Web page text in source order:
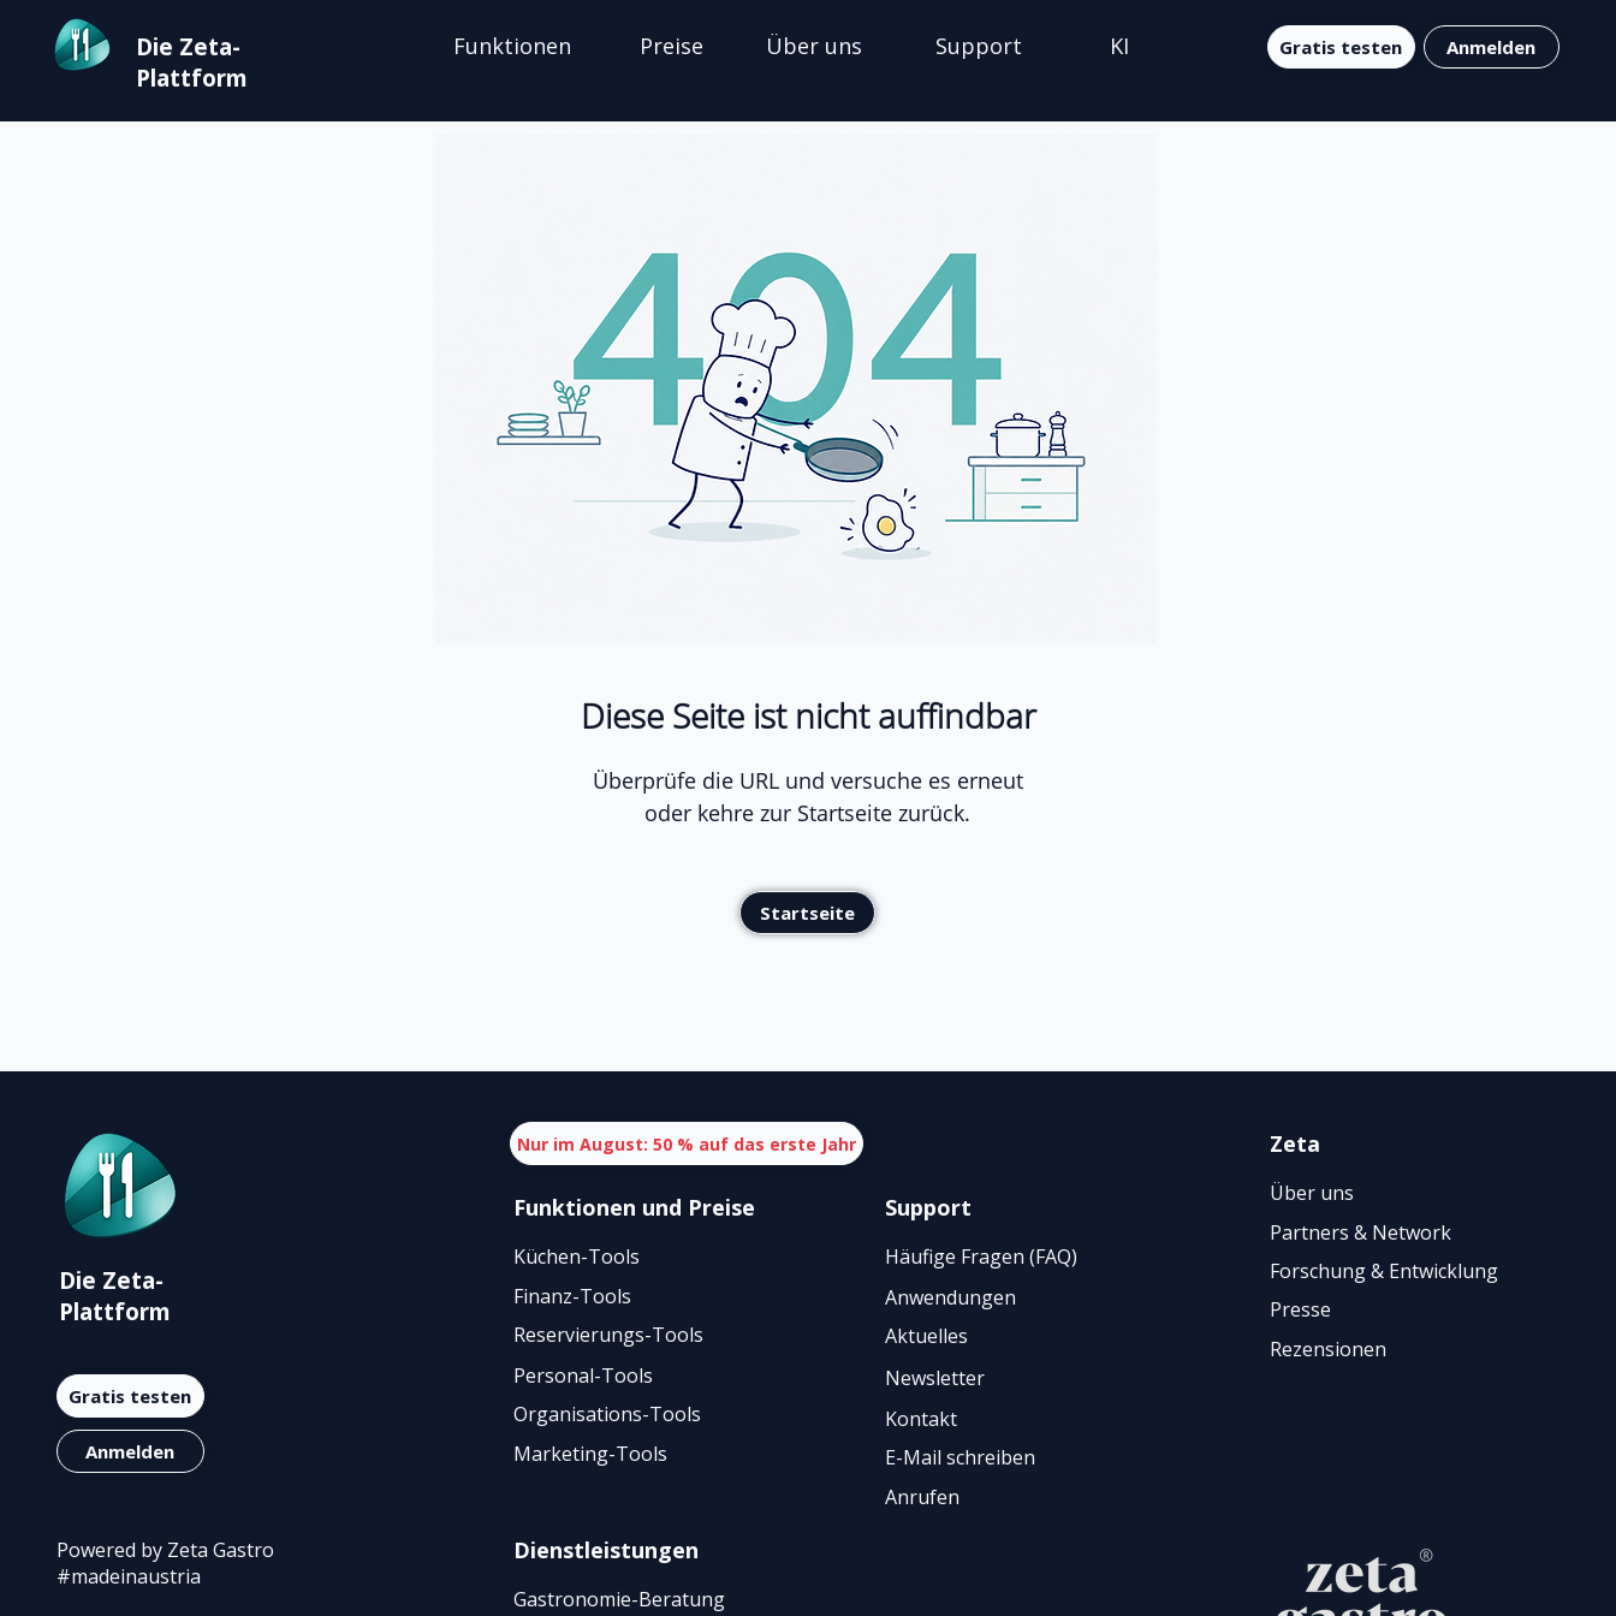
Die Zeta-
Plattform
Funktionen Preise Über uns Support KI Gratis testen Anmelden
Diese Seite ist nicht auffindbar
Überprüfe die URL und versuche es erneut
oder kehre zur Startseite zurück.
Startseite
Die Zeta-
Plattform
Gratis testen
Anmelden
Powered by Zeta Gastro
#madeinaustria
Nur im August: 50 % auf das erste Jahr
Funktionen und Preise
Küchen-Tools
Support
Häufige Fragen (FAQ)
Finanz-Tools
Reservierungs-Tools
Personal-Tools
Organisations-Tools
Marketing-Tools
Aktuelles
Newsletter
Kontakt
E-Mail schreiben
Anrufen
Dienstleistungen
Gastronomie-Beratung
Zeta
Über uns
Partners & Network
Forschung & Entwicklung
Presse
Rezensionen
Anwendungen